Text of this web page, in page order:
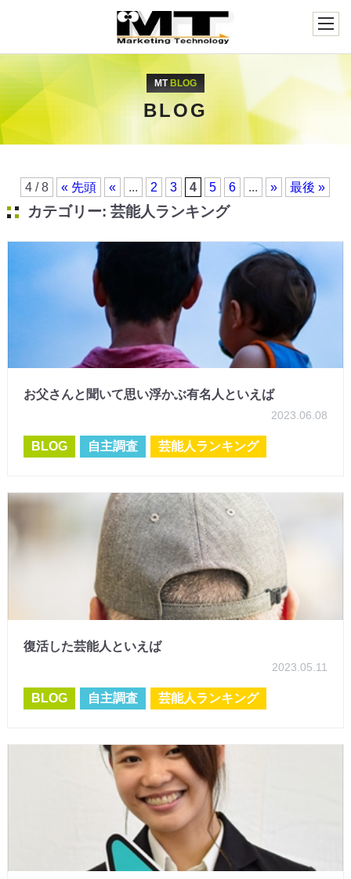
MT BLOG
BLOG
4 / 8 « 先頭 « ... 2 3 4 5 6 ... » 最後 »
カテゴリー: 芸能人ランキング
お父さんと聞いて思い浮かぶ有名人といえば
2023.06.08
BLOG 自主調査 芸能人ランキング
復活した芸能人といえば
2023.05.11
BLOG 自主調査 芸能人ランキング